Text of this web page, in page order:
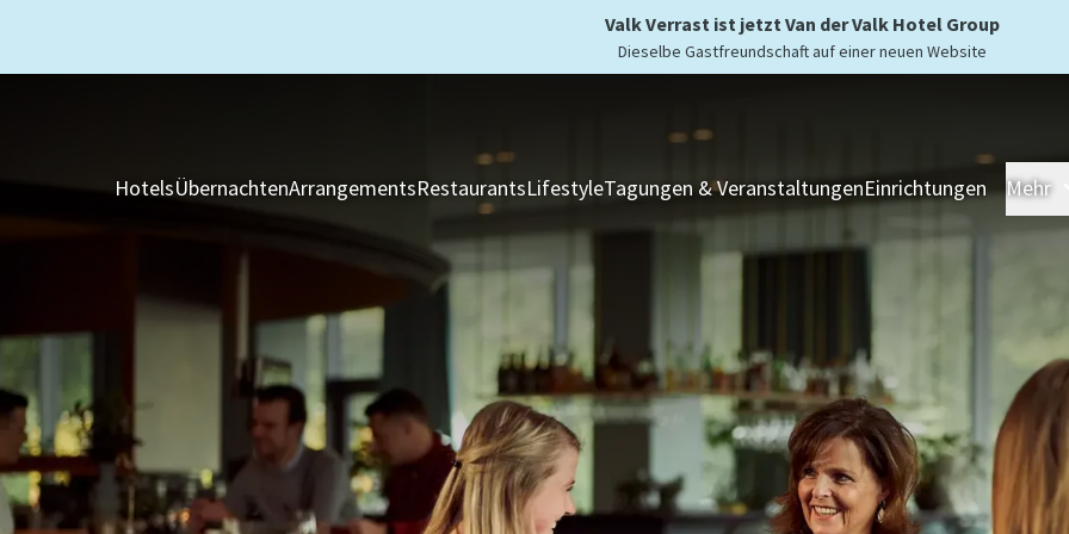
Valk Verrast ist jetzt Van der Valk Hotel Group
Dieselbe Gastfreundschaft auf einer neuen Website
HotelsÜbernachtenArrangementsRestaurantsLifestyleTagungen & VeranstaltungenEinrichtungen Mehr